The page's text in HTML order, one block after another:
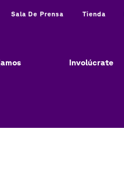
Sala De Prensa Tienda
Involúcrate